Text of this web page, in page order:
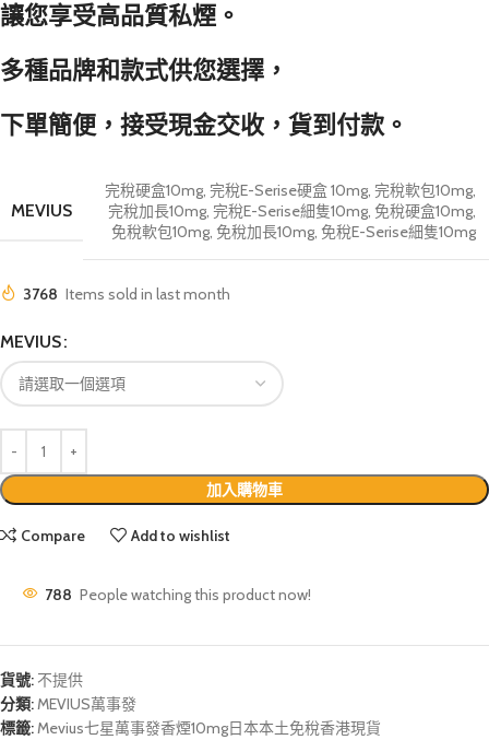
讓您享受高品質私煙。
多種品牌和款式供您選擇，
下單簡便，接受現金交收，貨到付款。
MEVIUS
完稅硬盒10mg, 完稅E-Serise硬盒 10mg, 完稅軟包10mg,
完稅加長10mg, 完稅E-Serise細隻10mg, 免稅硬盒10mg,
免稅軟包10mg, 免稅加長10mg, 免稅E-Serise細隻10mg
3768 Items sold in last month
MEVIUS
加入購物車
Compare Add to wishlist
788 People watching this product now!
貨號: 不提供
分類:MEVIUS萬事發
標籤:Mevius七星萬事發香煙10mg日本本土免稅香港現貨